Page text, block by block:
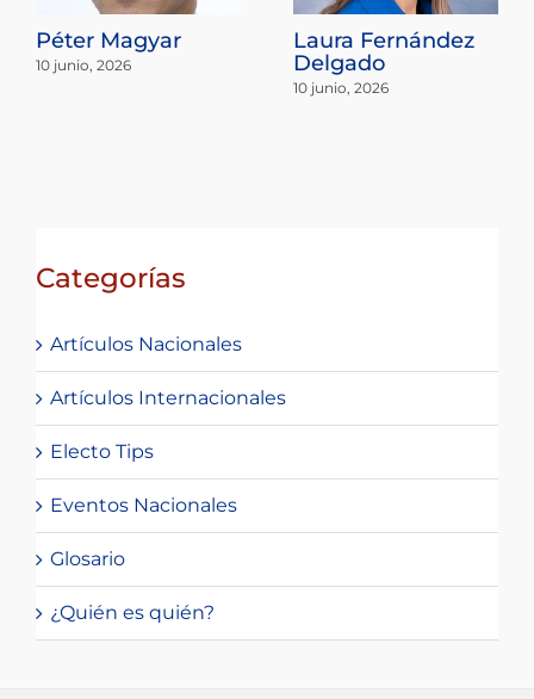
Péter Magyar
10 junio, 2026
Laura Fernández
Delgado
10 junio, 2026
Categorías
Artículos Nacionales
Artículos Internacionales
Electo Tips
Eventos Nacionales
Glosario
¿Quién es quién?